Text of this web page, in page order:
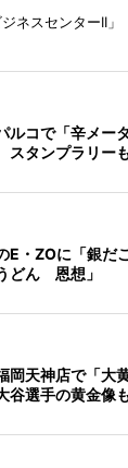
ネスセンターII
ルコで「辛メー
タンプラリー
E・ZOに「銀だ
どん 恩想」
岡天神店で「大
谷選手の黄金像